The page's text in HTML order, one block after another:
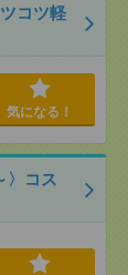
コツ軽
気になる！
〉コス